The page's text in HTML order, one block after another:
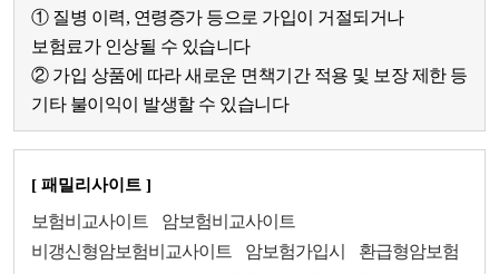
① 질병 이력, 연령증가 등으로 가입이 거절되거나
보험료가 인상될 수 있습니다
② 가입 상품에 따라 새로운 면책기간 적용 및 보장 제한 등
기타 불이익이 발생할 수 있습니다
[ 패밀리사이트 ]
보험비교사이트
암보험비교사이트
비갱신형암보험비교사이트
암보험가입시
환급형암보험